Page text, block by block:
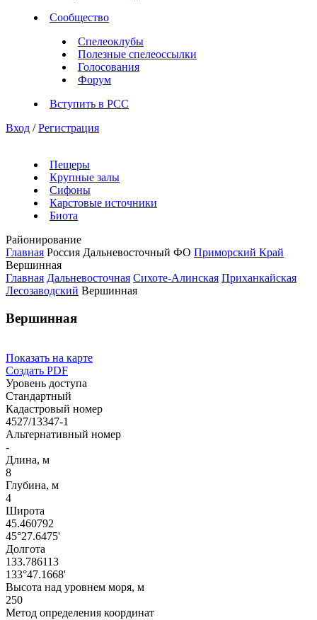
Сообщество
Спелеоклубы
Полезные спелеоссылки
Голосования
Форум
Вступить в РСС
Вход / Регистрация
Пещеры
Крупные залы
Сифоны
Карстовые источники
Биота
Районирование
Главная Россия Дальневосточный ФО Приморский Край
Вершинная
Главная Дальневосточная Сихоте-Алинская Приханкайская
Лесозаводский Вершинная
Вершинная
Показать на карте
Создать PDF
Уровень доступа
Стандартный
Кадастровый номер
4527/13347-1
Альтернативный номер
-
Длина, м
8
Глубина, м
4
Широта
45.460792
45°27.6475'
Долгота
133.786113
133°47.1668'
Высота над уровнем моря, м
250
Метод определения координат